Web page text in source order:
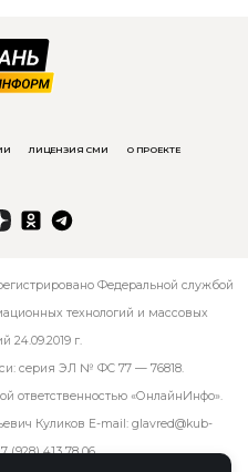
ЛИЦЕНЗИЯ СМИ О ПРОЕКТЕ
Федеральной службой
технологий и массовых
24.09.2019 г.
серия ЭЛ № ФС 77 — 76818.
ответственностью «ОнлайнИнфо».
Куликов E-mail: glavred@kub-
(928) 413 78 06.